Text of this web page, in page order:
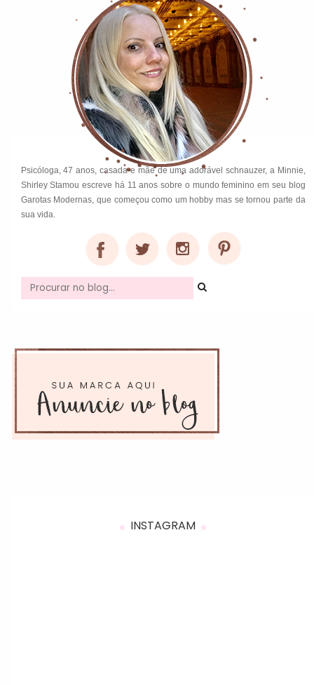
Psicóloga, 47 anos, casada e mãe de uma adorável schnauzer, a Minnie,
Shirley Stamou escreve há 11 anos sobre o mundo feminino em seu blog
Garotas Modernas, que começou como um hobby mas se tornou parte da
sua vida.
INSTAGRAM